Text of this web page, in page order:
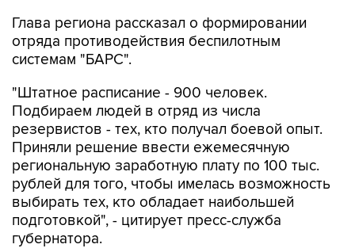
Глава региона рассказал о формировании
отряда противодействия беспилотным
системам "БАРС".
"Штатное расписание - 900 человек.
Подбираем людей в отряд из числа
резервистов - тех, кто получал боевой опыт.
Приняли решение ввести ежемесячную
региональную заработную плату по 100 тыс.
рублей для того, чтобы имелась возможность
выбирать тех, кто обладает наибольшей
подготовкой", - цитирует пресс-служба
губернатора.